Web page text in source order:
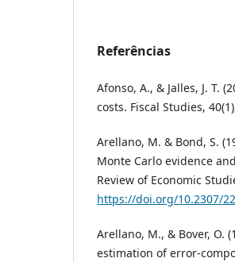
Referências
Afonso, A., & Jalles, J. T.
costs. Fiscal Studies,
Arellano, M. & Bond, S.
Monte Carlo evidence
Review of Economic
https://doi.org/10.2307/
Arellano, M., & Bover, O.
estimation of error-